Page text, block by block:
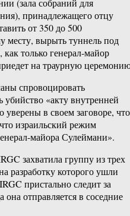
(зала собраний для
принадлежащего отцу
от 350 до 500
месту, вырыть туннель под
только генерал-майор
на траурную
спровоцировать
«акту внутренней
уверены в своем заговоре, что
израильский режим
майора Сулеймани».
захватила группу из трех
разработку которого ушли
пристально следит за
она отправляется в соседние